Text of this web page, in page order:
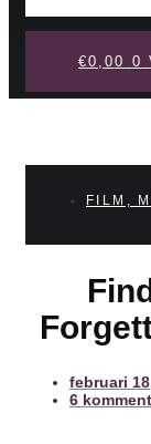
€0,00 0
FILM,
februari
6